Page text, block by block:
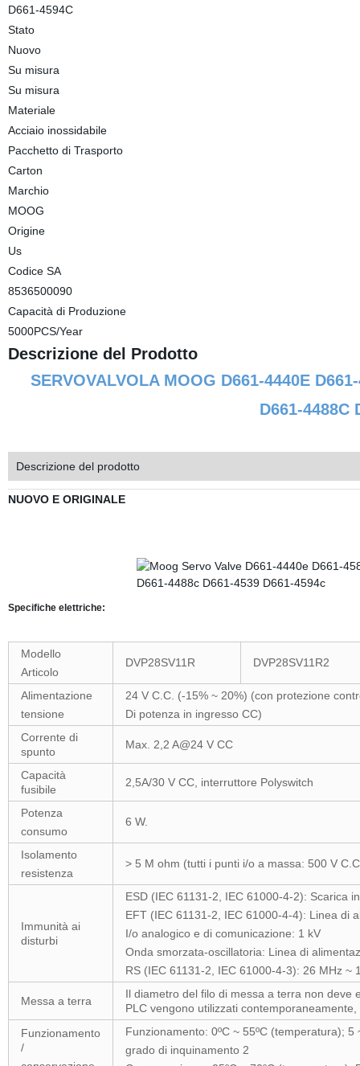
D661-4594C
Stato
Nuovo
Su misura
Su misura
Materiale
Acciaio inossidabile
Pacchetto di Trasporto
Carton
Marchio
MOOG
Origine
Us
Codice SA
8536500090
Capacità di Produzione
5000PCS/Year
Descrizione del Prodotto
SERVOVALVOLA MOOG D661-4440E
D661-4488C
Descrizione del prodotto
NUOVO E ORIGINALE
Specifiche elettriche:
Modello
Articolo
DVP28SV11R DVP28SV11R2
Alimentazione
tensione
24 V C.C. (-15% ~ 20%) (con protezione
Di potenza in ingresso CC)
Corrente di
spunto
Max. 2,2 A@24 V CC
Capacità
fusibile
2,5A/30 V CC, interruttore Polyswitch
Potenza
consumo
6 W.
Isolamento
resistenza
> 5 M ohm (tutti i punti i/o a massa: 500 V
Immunità ai
disturbi
ESD (IEC 61131-2, IEC 61000-4-2): Scarica
EFT (IEC 61131-2, IEC 61000-4-4): Linea di
I/o analogico e di comunicazione: 1 kV
Onda smorzata-oscillatoria: Linea di
RS (IEC 61131-2, IEC 61000-4-3): 26 MHz ~
Messa a terra
Il diametro del filo di messa a terra non deve
PLC vengono utilizzati
Funzionamento
/
Funzionamento: 0ºC ~ 55ºC (temperatura);
grado di inquinamento 2